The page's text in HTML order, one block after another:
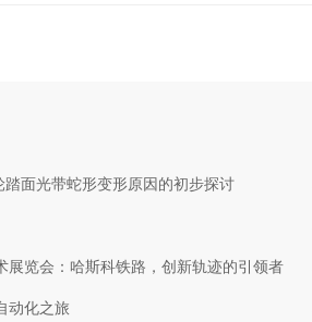
踏面光带蛇形变形原因的初步探讨
展览会：哈斯科铁路，创新轨迹的引领者
动化之旅